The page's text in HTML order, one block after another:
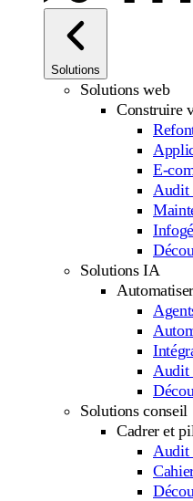
Solutions
Solutions web
Construire
E-
Audit
Solutions IA
Audit
Solutions conseil
Cadrer et
Audit